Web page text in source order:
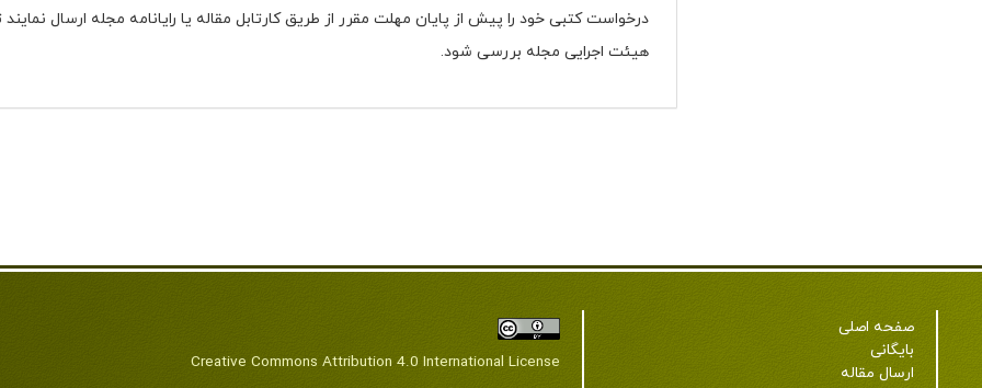
درخواست کتبی خود را پیش از پایان مهلت مقرر از طریق کارتابل مقاله یا رایانامه مجله ارسال نمایند
هیئت اجرایی مجله بررسی شود.
صفحه اصلی
بایگانی
ارسال مقاله
Creative Commons Attribution 4.0 International License